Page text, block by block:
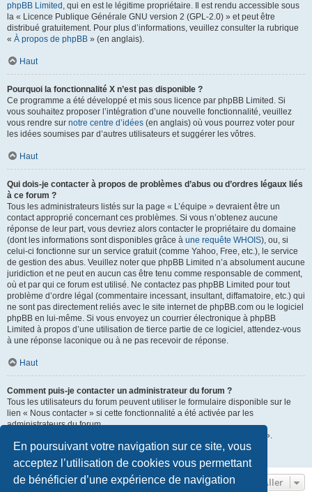
En poursuivant votre navigation sur ce site, vous
acceptez l’utilisation de cookies vous permettant
de bénéficier d’une expérience de navigation
phpBB Limited , qui en est le légitime propriétaire. Il est rendu accessible sous
la « Licence Publique Générale GNU version 2 (GPL-2.0) » et peut être
distribué gratuitement. Pour plus d’informations, veuillez consulter la rubrique
« À propos de phpBB » (en anglais).
Haut
Pourquoi la fonctionnalité X n’est pas disponible ?
Ce programme a été développé et mis sous licence par phpBB Limited. Si
vous souhaitez proposer l’intégration d’une nouvelle fonctionnalité, veuillez
vous rendre sur notre centre d’idées (en anglais) où vous pourrez voter pour
les idées soumises par d’autres utilisateurs et suggérer les vôtres.
Haut
Qui dois-je contacter à propos de problèmes d’abus ou d’ordres légaux liés
à ce forum ?
Tous les administrateurs listés sur la page « L’équipe » devraient être un
contact approprié concernant ces problèmes. Si vous n’obtenez aucune
réponse de leur part, vous devriez alors contacter le propriétaire du domaine
(dont les informations sont disponibles grâce à une requête WHOIS), ou, si
celui-ci fonctionne sur un service gratuit (comme Yahoo, Free, etc.), le service
de gestion des abus. Veuillez noter que phpBB Limited n’a absolument aucune
juridiction et ne peut en aucun cas être tenu comme responsable de comment,
où et par qui ce forum est utilisé. Ne contactez pas phpBB Limited pour tout
problème d’ordre légal (commentaire incessant, insultant, diffamatoire, etc.) qui
ne sont pas directement reliés avec le site internet de phpBB.com ou le logiciel
phpBB en lui-même. Si vous envoyez un courrier électronique à phpBB
Limited à propos d’une utilisation de tierce partie de ce logiciel, attendez-vous
à une réponse laconique ou à ne pas recevoir de réponse.
Haut
Comment puis-je contacter un administrateur du forum ?
Tous les utilisateurs du forum peuvent utiliser le formulaire disponible sur le
lien « Nous contacter » si cette fonctionnalité a été activée par les
administrateurs du forum.
Les membres du forum peuvent également utiliser le lien « L’équipe ».
Aller